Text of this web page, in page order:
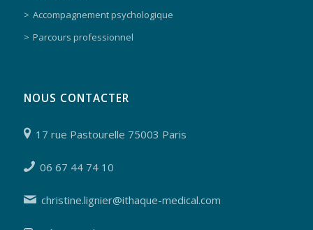
Accompagnement psychologique
Parcours professionnel
NOUS CONTACTER
17 rue Pastourelle 75003 Paris
06 67 44 74 10
christine.lignier@ithaque-medical.com